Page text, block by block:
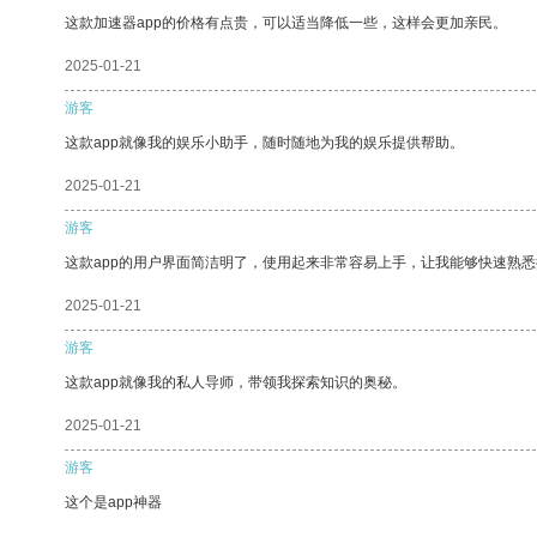
这款加速器app的价格有点贵，可以适当降低一些，这样会更加亲民。
2025-01-21
游客
这款app就像我的娱乐小助手，随时随地为我的娱乐提供帮助。
2025-01-21
游客
这款app的用户界面简洁明了，使用起来非常容易上手，让我能够快速熟
2025-01-21
游客
这款app就像我的私人导师，带领我探索知识的奥秘。
2025-01-21
游客
这个是app神器